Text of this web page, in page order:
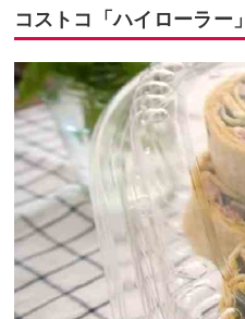
コストコ「ハイローラー